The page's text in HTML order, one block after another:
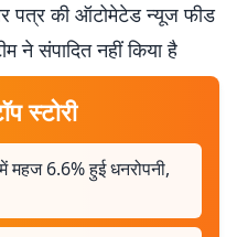
पत्र की ऑटोमेटेड न्यूज फीड
ने संपादित नहीं किया है
स्टोरी
में महज 6.6% हुई धनरोपनी,